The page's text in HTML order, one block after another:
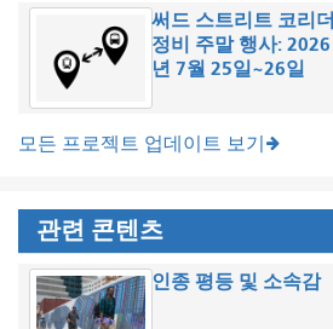
써드 스트리트 코리더
정비 주말 행사: 2026
년 7월 25일~26일
모든 프로젝트 업데이트 보기
관련 콘텐츠
인종 평등 및 소속감